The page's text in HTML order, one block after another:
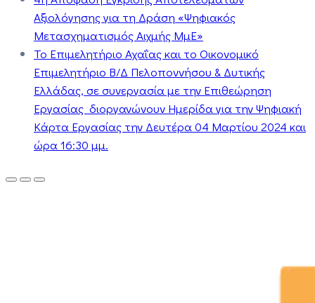
Αξιολόγησης για τη Δράση «Ψηφιακός
Μετασχηματισμός Αιχμής ΜμΕ»
Το Επιμελητήριο Αχαΐας και το Οικονομικό
Επιμελητήριο Β/Δ Πελοποννήσου & Δυτικής
Ελλάδας, σε συνεργασία με την Επιθεώρηση
Εργασίας διοργανώνουν Ημερίδα για την Ψηφιακή
Κάρτα Εργασίας την Δευτέρα 04 Μαρτίου 2024 και
ώρα 16:30 μμ.